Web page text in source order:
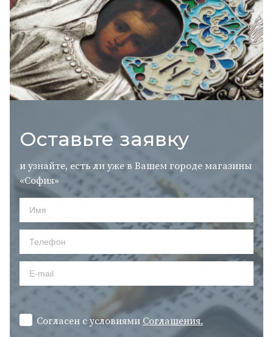
Оставьте заявку
и узнайте, есть ли уже в Вашем городе магазины
«София»
Согласен с условиями Cоглашения.